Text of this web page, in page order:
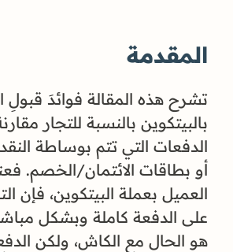
المقدمة
تشرح هذه المقالة فوائدَ قبولِ
بالبيتكوين بالنسبة للتجار
الدفعات التي تتم بوساطة
أو بطاقات الائتمان/الخصم.
العميل بعملة البيتكوين، فإن
على الدفعة كاملة وبشكل
هو الحال مع الكاش، ولكن